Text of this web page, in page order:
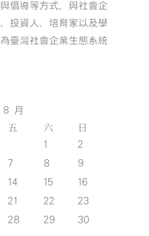
倡導等方式，與社會企
投資人、培育家以及學
臺灣社會企業生態系統
8 月
五 六 日
1
2
7 8
9
14 15
16
21 22
23
28 29
30